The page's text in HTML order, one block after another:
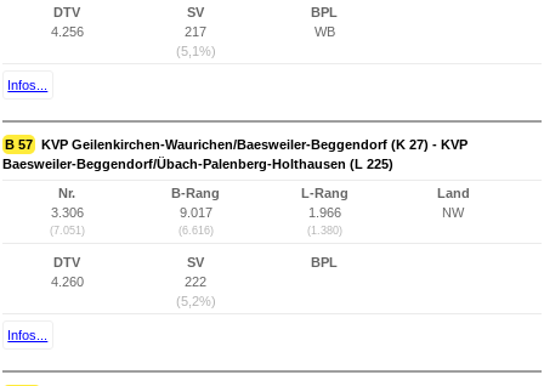
DTV
4.256
SV
217
(5,1%)
BPL
WB
Infos...
B 57 KVP Geilenkirchen-Waurichen/Baesweiler-Beggendorf (K 27) - KVP
Baesweiler-Beggendorf/Übach-Palenberg-Holthausen (L 225)
Nr.
3.306
(7.051)
B-Rang
9.017
(6.616)
L-Rang
1.966
(1.380)
Land
NW
DTV
4.260
SV
222
(5,2%)
BPL
Infos...